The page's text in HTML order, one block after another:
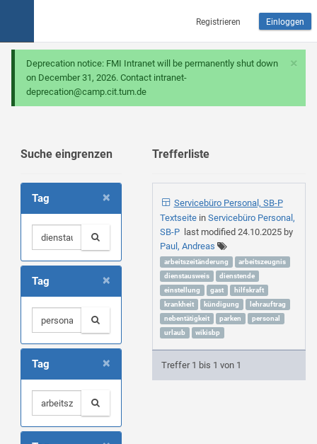
Registrieren Einloggen
×
Deprecation notice: FMI Intranet will be permanently shut down
on December 31, 2026. Contact intranet-
deprecation@camp.cit.tum.de
Suche eingrenzen
×
Tag
×
Tag
×
Tag
Trefferliste
Servicebüro Personal, SB-P
Textseite in Servicebüro Personal,
SB-Plast modified 24.10.2025by
Paul, Andreas
arbeitszeitänderung
arbeitszeugnis
dienstausweis
dienstende
einstellung
gast
hilfskraft
krankheit
kündigung
lehrauftrag
nebentätigkeit
parken
personal
urlaub
wikisbp
Treffer 1 bis 1 von 1